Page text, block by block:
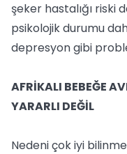
şeker hastalığı riski
psikolojik durumu
depresyon gibi
AFRİKALI BEBEĞE
YARARLI DEĞİL
Nedeni çok iyi